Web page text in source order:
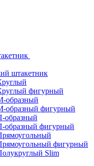
штакетник
фигурный
образный
образный фигурный
образный
образный фигурный
фигурный
Slim